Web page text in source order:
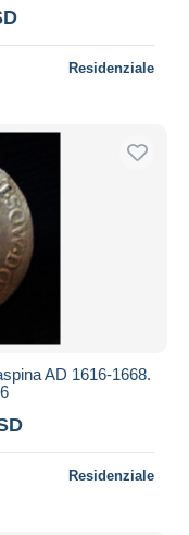
Residenziale
AD 1616-1668.
Residenziale